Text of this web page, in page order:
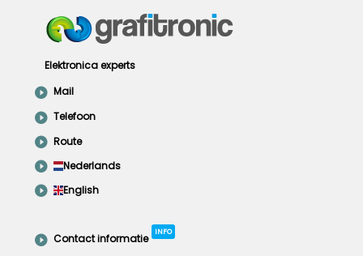
Elektronica experts
Mail
Telefoon
Route
Nederlands
English
Contact informatie INFO